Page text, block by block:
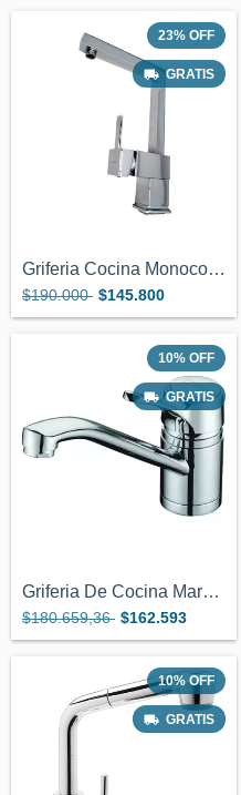
23% OFF
GRATIS
Griferia Cocina Monocomando Cierre Ceram...
$190.000 $145.800
10% OFF
GRATIS
Griferia De Cocina Marca Franke Monocoma...
$180.659,36 $162.593
10% OFF
GRATIS